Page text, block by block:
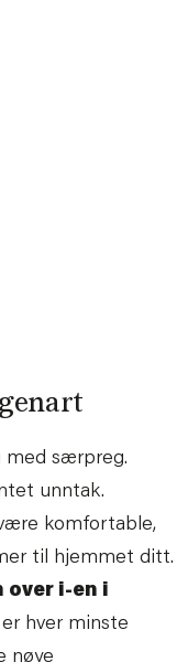
med særpreg.
unntak.
komfortable,
til hjemmet ditt.
over i-en i
hver minste
nøye